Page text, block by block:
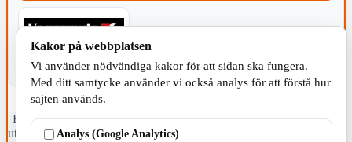
Fristående webbtidningsföretag grundat 1991 som sedan 2002 ger
ut tidningen Skillingaryd.nu och 2010 lanserades Värnamo.nu. Från
Kakor på webbplatsen
Vi använder nödvändiga kakor för att sidan ska fungera.
Med ditt samtycke använder vi också analys för att förstå hur
sajten används.
Analys (Google Analytics)